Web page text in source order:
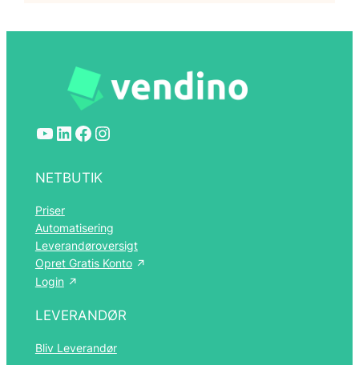
YouTube LinkedIn Facebook Instagram
NETBUTIK
Priser
Automatisering
Leverandøroversigt
Opret Gratis Konto
Login
LEVERANDØR
Bliv Leverandør